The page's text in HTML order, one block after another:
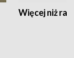
Więcej niż rajd